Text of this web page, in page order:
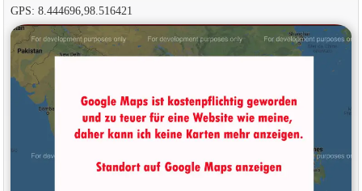
GPS: 8.444696,98.516421